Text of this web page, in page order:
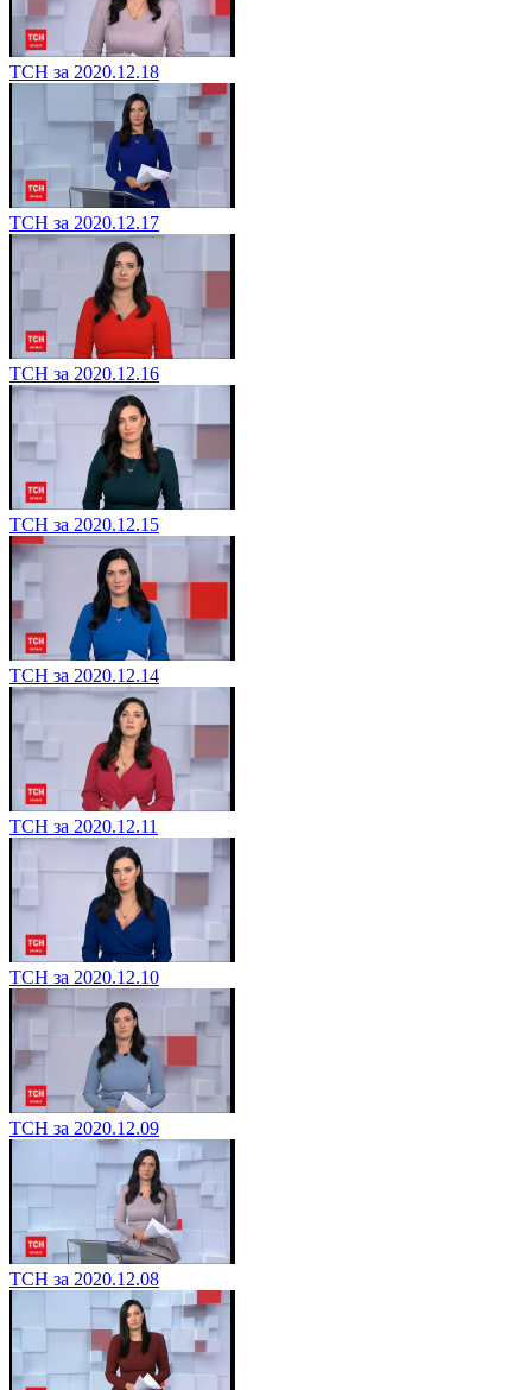
ТСН за 2020.12.18
ТСН за 2020.12.17
ТСН за 2020.12.16
ТСН за 2020.12.15
ТСН за 2020.12.14
ТСН за 2020.12.11
ТСН за 2020.12.10
ТСН за 2020.12.09
ТСН за 2020.12.08